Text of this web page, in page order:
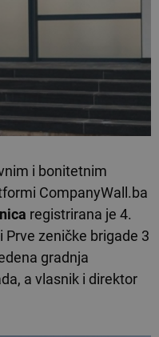
i bonitetnim
CompanyWall.ba
registrirana je 4.
zeničke brigade 3
gradnja
a vlasnik i direktor